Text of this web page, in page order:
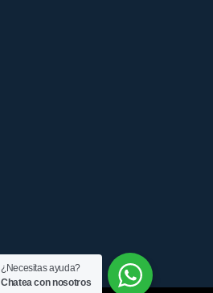
¿Necesitas ayuda?
Chatea con nosotros